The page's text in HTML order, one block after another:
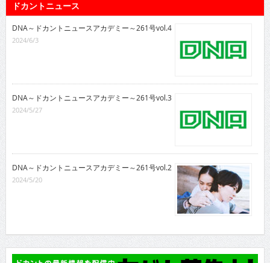
ドカントニュース
DNA～ドカントニュースアカデミー～261号vol.4
2024/6/3
DNA～ドカントニュースアカデミー～261号vol.3
2024/5/27
DNA～ドカントニュースアカデミー～261号vol.2
2024/5/20